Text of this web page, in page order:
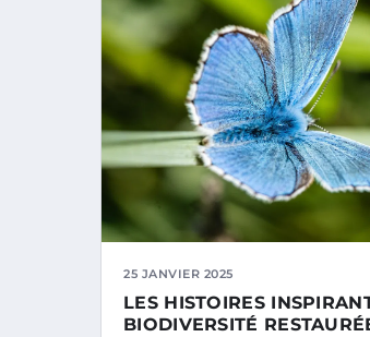
25 JANVIER 2025
LES HISTOIRES
BIODIVERSITÉ